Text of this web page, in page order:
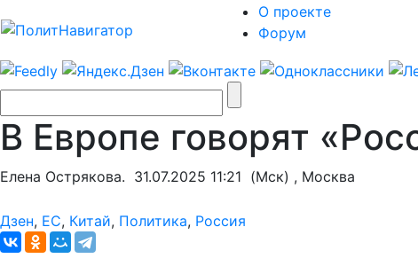
О проекте
Форум
В Европе говорят
Елена Острякова. 31.07.2025 11:21 (Мск) , Москва
Дзен, ЕС, Китай, Политика, Россия